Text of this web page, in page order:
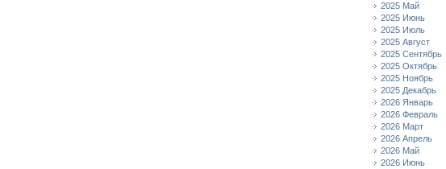
2025 Май
2025 Июнь
2025 Июль
2025 Август
2025 Сентябрь
2025 Октябрь
2025 Ноябрь
2025 Декабрь
2026 Январь
2026 Февраль
2026 Март
2026 Апрель
2026 Май
2026 Июнь